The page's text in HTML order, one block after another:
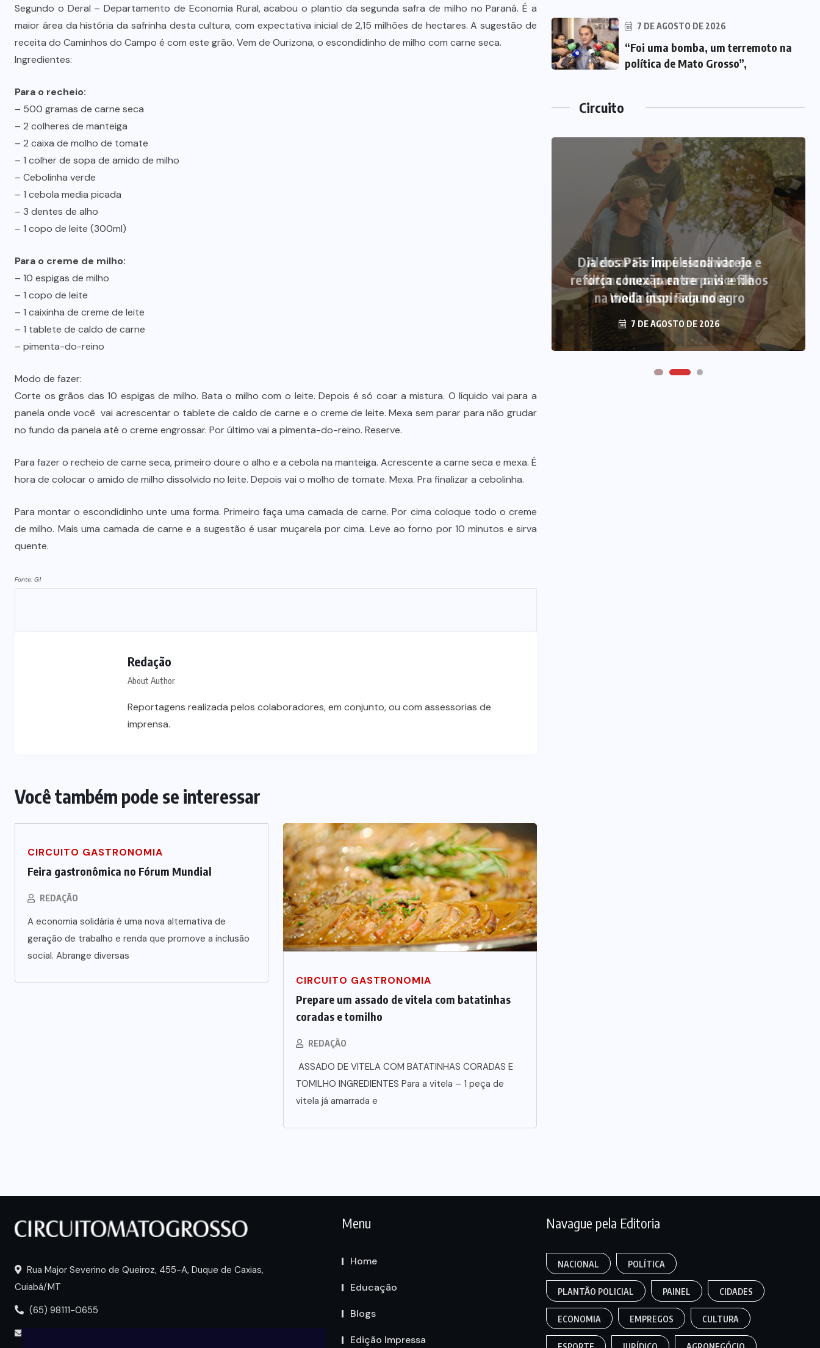
Segundo o Deral – Departamento de Economia Rural, acabou o plantio da segunda safra de milho no Paraná. É a
maior área da história da safrinha desta cultura, com expectativa inicial de 2,15 milhões de hectares. A sugestão de
receita do Caminhos do Campo é com este grão. Vem de Ourizona, o escondidinho de milho com carne seca.
Ingredientes:
Para o recheio:
– 500 gramas de carne seca
– 2 colheres de manteiga
– 2 caixa de molho de tomate
– 1 colher de sopa de amido de milho
– Cebolinha verde
– 1 cebola media picada
– 3 dentes de alho
– 1 copo de leite (300ml)
Para o creme de milho:
– 10 espigas de milho
– 1 copo de leite
– 1 caixinha de creme de leite
– 1 tablete de caldo de carne
– pimenta-do-reino
Modo de fazer:
Corte os grãos das 10 espigas de milho. Bata o milho com o leite. Depois é só coar a mistura. O líquido vai para a
panela onde você vai acrescentar o tablete de caldo de carne e o creme de leite. Mexa sem parar para não grudar
no fundo da panela até o creme engrossar. Por último vai a pimenta-do-reino. Reserve.
Para fazer o recheio de carne seca, primeiro doure o alho e a cebola na manteiga. Acrescente a carne seca e mexa. É
hora de colocar o amido de milho dissolvido no leite. Depois vai o molho de tomate. Mexa. Pra finalizar a cebolinha.
Para montar o escondidinho unte uma forma. Primeiro faça uma camada de carne. Por cima coloque todo o creme
de milho. Mais uma camada de carne e a sugestão é usar muçarela por cima. Leve ao forno por 10 minutos e sirva
quente.
Fonte: G1
Redação
About Author
Reportagens realizada pelos colaboradores, em conjunto, ou com assessorias de
imprensa.
Você também pode se interessar
CIRCUITO GASTRONOMIA
Feira gastronômica no Fórum Mundial
REDAÇÃO
A economia solidária é uma nova alternativa de
geração de trabalho e renda que promove a inclusão
social. Abrange diversas
CIRCUITO GASTRONOMIA
Prepare um assado de vitela com batatinhas
coradas e tomilho
REDAÇÃO
ASSADO DE VITELA COM BATATINHAS CORADAS E
TOMILHO INGREDIENTES Para a vitela – 1 peça de
vitela já amarrada e
7 DE AGOSTO DE 2026
“Foi uma bomba, um terremoto na
política de Mato Grosso”,
Circuito
Prefeito Abilio Brunini recebe a
mais alta honraria da Rotam em
Alencar Farina é escolhido de
última hora para ser o vice de
Wellington Fagundes
7 DE AGOSTO DE 2026
Rua Major Severino de Queiroz, 455-A, Duque de Caxias,
Cuiabá/MT
(65) 98111-0655
Menu
Home
Educação
Blogs
Edição Impressa
Navague pela Editoria
NACIONAL POLÍTICA
PLANTÃO POLICIAL PAINEL CIDADES
ECONOMIA EMPREGOS CULTURA